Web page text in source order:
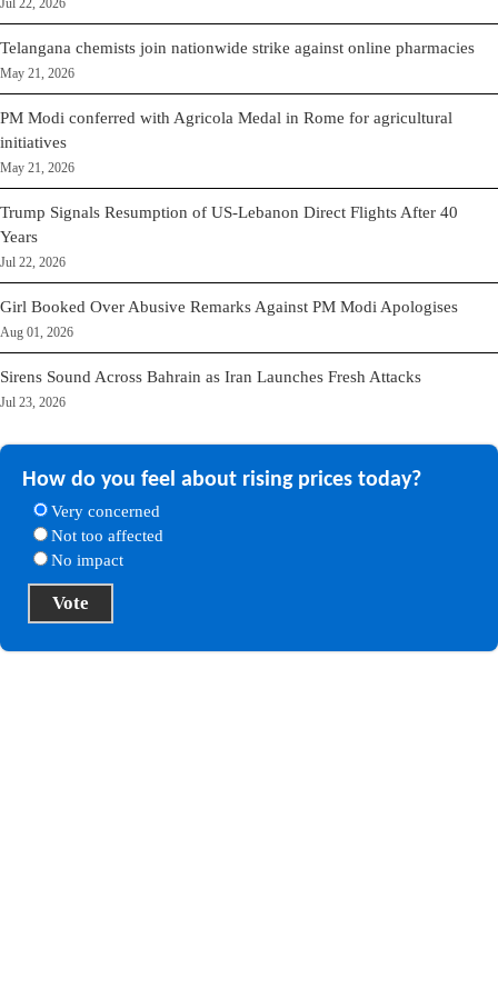
Jul 22, 2026
Telangana chemists join nationwide strike against online pharmacies
May 21, 2026
PM Modi conferred with Agricola Medal in Rome for agricultural
initiatives
May 21, 2026
Trump Signals Resumption of US-Lebanon Direct Flights After 40
Years
Jul 22, 2026
Girl Booked Over Abusive Remarks Against PM Modi Apologises
Aug 01, 2026
Sirens Sound Across Bahrain as Iran Launches Fresh Attacks
Jul 23, 2026
How do you feel about rising prices today?
Very concerned
Not too affected
No impact